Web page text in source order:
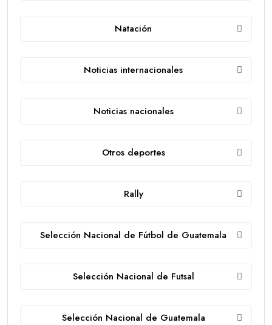
Natación
Noticias internacionales
Noticias nacionales
Otros deportes
Rally
Selección Nacional de Fútbol de Guatemala
Selección Nacional de Futsal
Selección Nacional de Guatemala